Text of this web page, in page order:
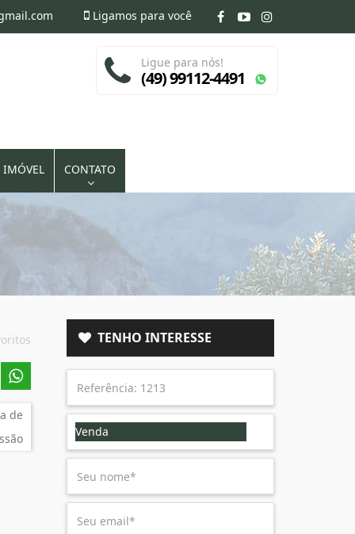
Ligamos para você
IMÓVEL CONTATO
Ligue para nós!
(49) 99112-4491
de
TENHO INTERESSE
Venda